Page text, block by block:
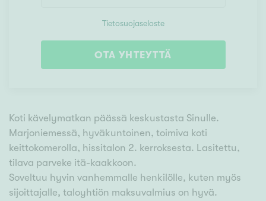
Tietosuojaseloste
OTA YHTEYTTÄ
Koti kävelymatkan päässä keskustasta Sinulle.
Marjoniemessä, hyväkuntoinen, toimiva koti
keittokomerolla, hissitalon 2. kerroksesta. Lasitettu,
tilava parveke itä-kaakkoon.
Soveltuu hyvin vanhemmalle henkilölle, kuten myös
sijoittajalle, taloyhtiön maksuvalmius on hyvä.